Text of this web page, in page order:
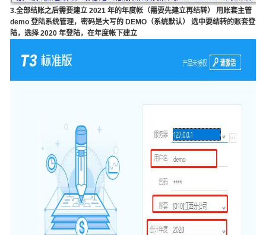
3.全部结账之后需要建立 2021 年的年度帐（需要先建立再结转） 用账套主管
demo 登陆系统管理，密码是大写的 DEMO（系统默认） 选中要结转的账套登
陆，选择 2020 年登陆，在年度帐下建立